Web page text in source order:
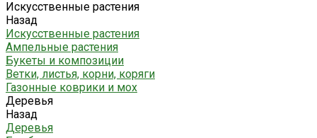
Искусственные растения
Назад
Искусственные растения
Ампельные растения
Букеты и композиции
Ветки, листья, корни, коряги
Газонные коврики и мох
Деревья
Назад
Деревья